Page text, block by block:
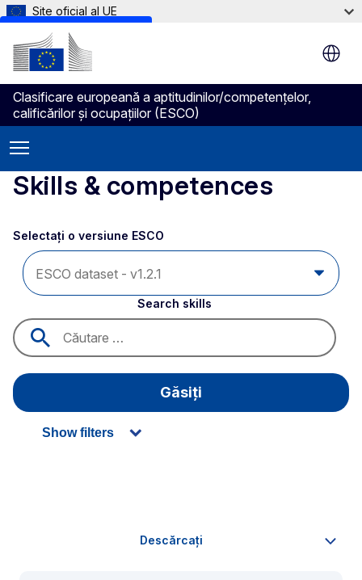
Skip to main content
Site oficial al UE
Clasificare europeană a aptitudinilor/competenţelor,
calificărilor şi ocupaţiilor (ESCO)
Skills & competences
Selectați o versiune ESCO
Search skills
Găsiți
Show filters